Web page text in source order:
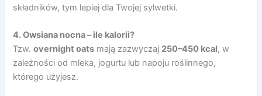
składników, tym lepiej dla Twojej sylwetki.
4. Owsiana nocna – ile kalorii?
Tzw.overnight oats mają zazwyczaj 250–450 kcal, w
zależności od mleka, jogurtu lub napoju roślinnego,
którego użyjesz.